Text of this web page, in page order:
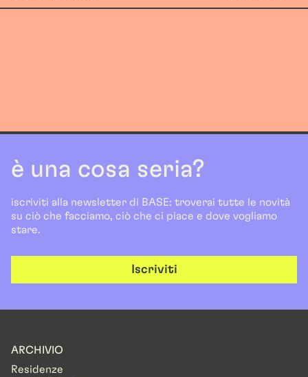
è una cosa seria?
iscriviti alla newsletter di BASE: troverai tutte le novità
su ciò che facciamo, ciò che ci piace e dove vogliamo
stare.
Iscriviti
ARCHIVIO
Residenze